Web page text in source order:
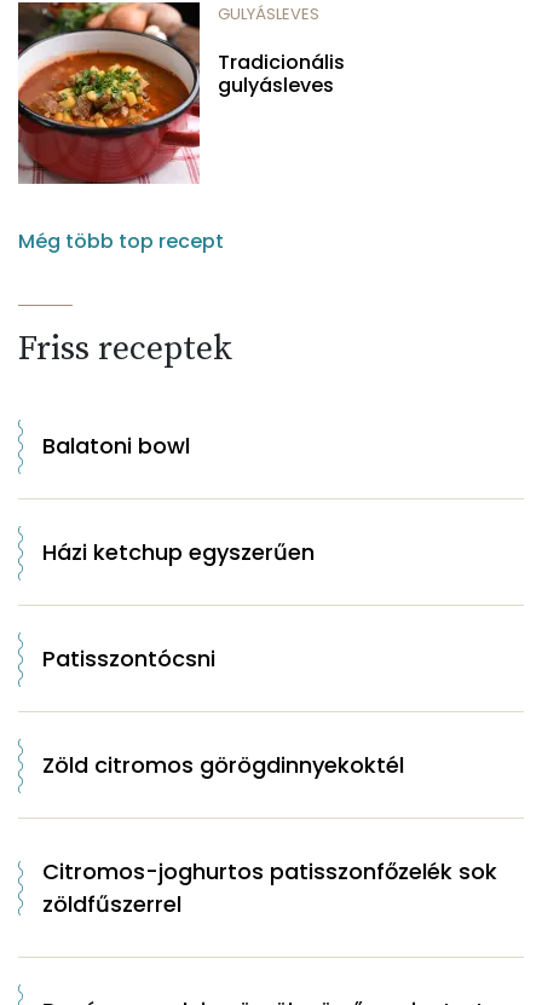
GULYÁSLEVES
Tradicionális
gulyásleves
Még több top recept
Friss receptek
Balatoni bowl
Házi ketchup egyszerűen
Patisszontócsni
Zöld citromos görögdinnyekoktél
Citromos-joghurtos patisszonfőzelék sok
zöldfűszerrel